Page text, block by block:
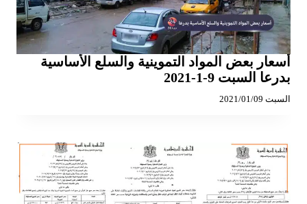
أسعار بعض المواد التموينية والسلع الأساسية
بدرعا السبت 9-1-2021
السبت 2021/01/09